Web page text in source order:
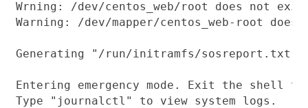
Wrning: /dev/centos_web/root does not
Warning: /dev/mapper/centos_web-root
Generating "/run/initramfs/sosreport.txt"
Entering emergency mode. Exit the shell
Type "journalctl" to view system logs.